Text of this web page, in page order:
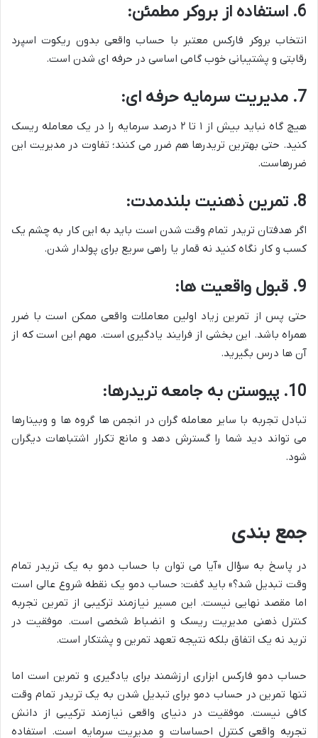
6. استفاده از بروکر مطمئن:
انتخاب بروکر فارکس معتبر با حساب واقعی بدون ریکوت اسپرد
رقابتی و پشتیبانی خوب گامی اساسی در حرفه ای شدن است.
7. مدیریت سرمایه حرفه ای:
هیچ گاه نباید بیش از ۱ تا ۲ درصد سرمایه را در یک معامله ریسک
کنید. حتی بهترین تریدرها هم ضرر می کنند؛ تفاوت در مدیریت این
ضررهاست.
8. تمرین ذهنیت بلندمدت:
اگر هدفتان تریدر تمام وقت شدن است باید به این کار به چشم یک
کسب و کار نگاه کنید نه قمار یا راهی سریع برای پولدار شدن.
9. قبول واقعیت ها:
حتی پس از تمرین زیاد اولین معاملات واقعی ممکن است با ضرر
همراه باشد. این بخشی از فرایند یادگیری است. مهم این است که از
آن ها درس بگیرید.
10. پیوستن به جامعه تریدرها:
تبادل تجربه با سایر معامله گران در انجمن ها گروه ها و وبینارها
می تواند دید شما را گسترش دهد و مانع تکرار اشتباهات دیگران
شود.
جمع بندی
در پاسخ به سؤال «آیا می توان با حساب دمو به یک تریدر تمام
وقت تبدیل شد؟» باید گفت: حساب دمو یک نقطه شروع عالی است
اما مقصد نهایی نیست. این مسیر نیازمند ترکیبی از تمرین تجربه
کنترل ذهنی مدیریت ریسک و انضباط شخصی است. موفقیت در
ترید نه یک اتفاق بلکه نتیجه تعهد تمرین و پشتکار است.
حساب دمو فارکس ابزاری ارزشمند برای یادگیری و تمرین است اما
تنها تمرین در حساب دمو برای تبدیل شدن به یک تریدر تمام وقت
کافی نیست. موفقیت در دنیای واقعی نیازمند ترکیبی از دانش
تجربه واقعی کنترل احساسات و مدیریت سرمایه است. استفاده